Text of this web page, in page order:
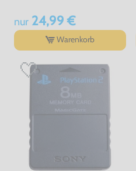
nur24,99 €
Warenkorb